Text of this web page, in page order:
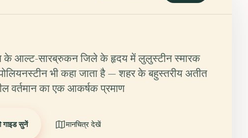
के आल्ट-सारब्रुकन जिले के हृदय में लुलुस्टीन स्मारक
भी कहा जाता है — शहर के बहुस्तरीय अतीत
वर्तमान का एक आकर्षक प्रमाण
गाइड सुनें मानचित्र देखें